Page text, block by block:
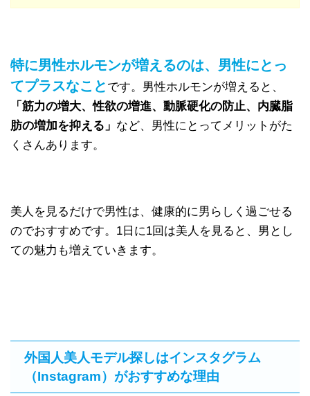
特に男性ホルモンが増えるのは、男性にとっ
てプラスなこと です。男性ホルモンが増えると、
「筋力の増大、性欲の増進、動脈硬化の防止、内臓脂
肪の増加を抑える」 など、男性にとってメリットがた
くさんあります。
美人を見るだけで男性は、健康的に男らしく過ごせる
のでおすすめです。1日に1回は美人を見ると、男とし
ての魅力も増えていきます。
外国人美人モデル探しはインスタグラム
（Instagram）がおすすめな理由